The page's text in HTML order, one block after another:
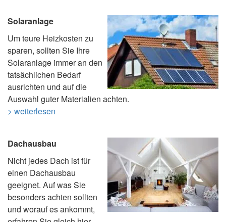
Solaranlage
Um teure Heizkosten zu
sparen, sollten Sie Ihre
Solaranlage immer an den
tatsächlichen Bedarf
ausrichten und auf die
Auswahl guter Materialien achten.
> weiterlesen
Dachausbau
Nicht jedes Dach ist für
einen Dachausbau
geeignet. Auf was Sie
besonders achten sollten
und worauf es ankommt,